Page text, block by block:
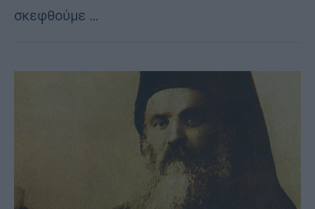
σκεφθούμε …